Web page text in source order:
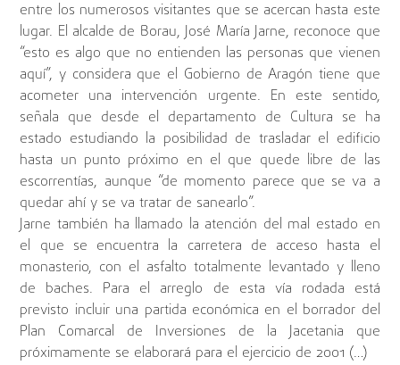
entre los numerosos visitantes que se acercan hasta este
lugar. El alcalde de Borau, José María Jarne, reconoce que
“esto es algo que no entienden las personas que vienen
aquí”, y considera que el Gobierno de Aragón tiene que
acometer una intervención urgente. En este sentido,
señala que desde el departamento de Cultura se ha
estado estudiando la posibilidad de trasladar el edificio
hasta un punto próximo en el que quede libre de las
escorrentías, aunque “de momento parece que se va a
quedar ahí y se va tratar de sanearlo”.
Jarne también ha llamado la atención del mal estado en
el que se encuentra la carretera de acceso hasta el
monasterio, con el asfalto totalmente levantado y lleno
de baches. Para el arreglo de esta vía rodada está
previsto incluir una partida económica en el borrador del
Plan Comarcal de Inversiones de la Jacetania que
próximamente se elaborará para el ejercicio de 2001 (…)